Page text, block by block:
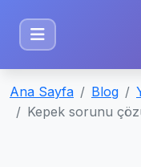
Ana Sayfa Blog
Kepek sorunu